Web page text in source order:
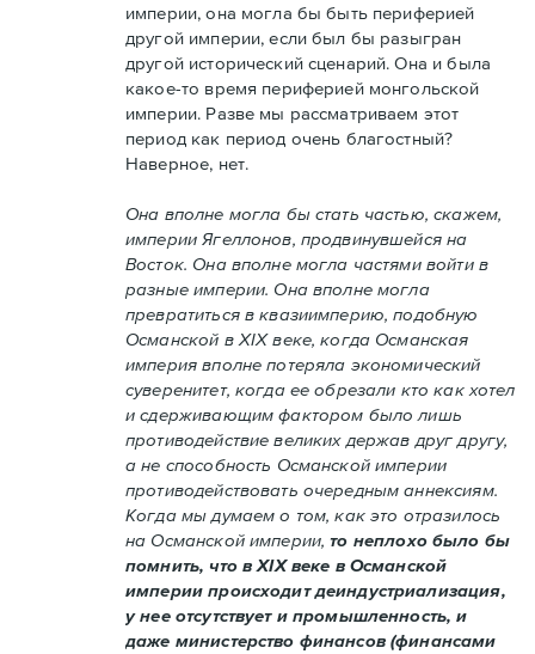
империи, она могла бы быть периферией
другой империи, если был бы разыгран
другой исторический сценарий. Она и была
какое-то время периферией монгольской
империи. Разве мы рассматриваем этот
период как период очень благостный?
Наверное, нет.
Она вполне могла бы стать частью, скажем,
империи Ягеллонов, продвинувшейся на
Восток. Она вполне могла частями войти в
разные империи. Она вполне могла
превратиться в квазиимперию, подобную
Османской в XIX веке, когда Османская
империя вполне потеряла экономический
суверенитет, когда ее обрезали кто как хотел
и сдерживающим фактором было лишь
противодействие великих держав друг другу,
а не способность Османской империи
противодействовать очередным аннексиям.
Когда мы думаем о том, как это отразилось
на Османской империи,то неплохо было бы
помнить, что в XIX веке в Османской
империи происходит деиндустриализация,
у нее отсутствует и промышленность, и
даже министерство финансов (финансами